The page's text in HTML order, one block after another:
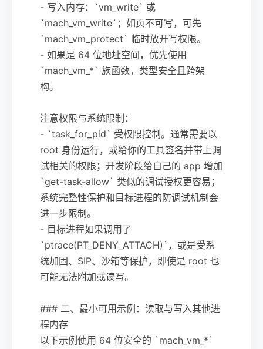
- 写入内存：`vm_write` 或
`mach_vm_write`；如页不可写，可先
`mach_vm_protect` 临时放开写权限。
- 如果是 64 位地址空间，优先使用
`mach_vm_*` 族函数，类型安全且跨架
构。
注意权限与系统限制：
- `task_for_pid` 受权限控制。通常需要以
root 身份运行，或给你的工具签名并带上调
试相关的权限；开发阶段给自己的 app 增加
`get-task-allow` 类似的调试授权更容易；
系统完整性保护和目标进程的防调试机制会
进一步限制。
- 目标进程如果调用了
`ptrace(PT_DENY_ATTACH)`，或是受系
统加固、SIP、沙箱等保护，即使是 root 也
可能无法附加或读写。
### 二、最小可用示例：读取与写入其他进
程内存
以下示例使用 64 位安全的 `mach_vm_*`